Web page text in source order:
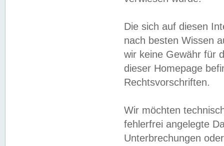
Die sich auf diesen
nach besten Wissen
wir keine Gewähr für
dieser Homepage
Rechtsvorschriften.
Wir möchten
fehlerfrei angelegte
Unterbrechungen